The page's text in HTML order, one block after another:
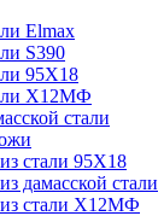
Elmax
S390
95X18
Х12МФ
стали
стали 95X18
дамасской стали
стали Х12МФ